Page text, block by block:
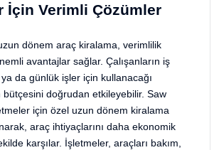
İçin Verimli Çözümler
dönem araç kiralama, verimlilik
avantajlar sağlar. Çalışanların iş
da günlük işler için kullanacağı
bütçesini doğrudan etkileyebilir. Saw
için özel uzun dönem kiralama
araç ihtiyaçlarını daha ekonomik
karşılar. İşletmeler, araçları bakım,